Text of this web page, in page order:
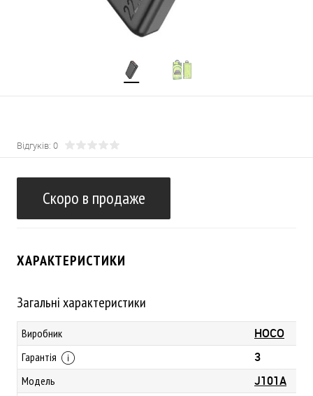
Відгуків: 0
Скоро в продаже
ХАРАКТЕРИСТИКИ
Загальні характеристики
Виробник HOCO
Гарантія 3
Модель J101A